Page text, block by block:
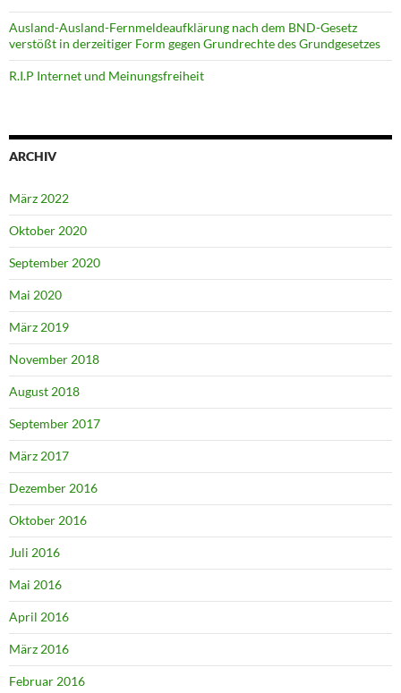
Ausland-Ausland-Fernmeldeaufklärung nach dem BND-Gesetz
verstößt in derzeitiger Form gegen Grundrechte des Grundgesetzes
R.I.P Internet und Meinungsfreiheit
ARCHIV
März 2022
Oktober 2020
September 2020
Mai 2020
März 2019
November 2018
August 2018
September 2017
März 2017
Dezember 2016
Oktober 2016
Juli 2016
Mai 2016
April 2016
März 2016
Februar 2016